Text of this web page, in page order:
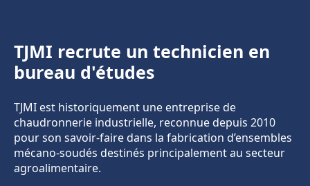
TJMI recrute un technicien en
bureau d'études
TJMI est historiquement une entreprise de
chaudronnerie industrielle, reconnue depuis 2010
pour son savoir-faire dans la fabrication d’ensembles
mécano-soudés destinés principalement au secteur
agroalimentaire.